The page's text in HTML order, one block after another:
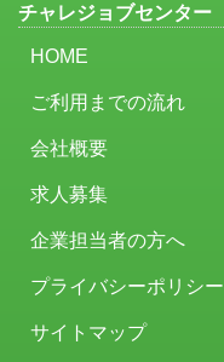
チャレジョブセンター
HOME
ご利用までの流れ
会社概要
求人募集
企業担当者の方へ
プライバシーポリシー
サイトマップ